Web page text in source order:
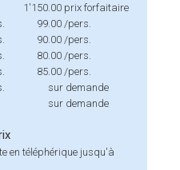
1'150.00 prix forfaitaire
99.00 /pers.
90.00 /pers.
80.00 /pers.
85.00 /pers.
sur demande
sur demande
en téléphérique jusqu'à